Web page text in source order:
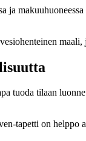
tuoda tilaan
tapetti on